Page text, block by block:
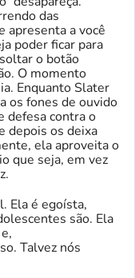
das
apresenta a você
poder ficar para
o botão
O momento
Enquanto Slater
os fones de ouvido
defesa contra o
depois os deixa
ela aproveita o
que seja, em vez
Ela é egoísta,
são. Ela
Talvez nós